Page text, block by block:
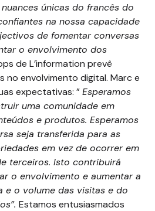
únicas do francês do
na nossa capacidade
de fomentar conversas
o envolvimento dos
de L’information prevê
no envolvimento digital. Marc e
expectativas: ”Esperamos
uma comunidade em
e produtos. Esperamos
seja transferida para as
em vez de ocorrer em
terceiros. Isto contribuirá
o envolvimento e aumentar a
e o volume das visitas e do
Estamos entusiasmados